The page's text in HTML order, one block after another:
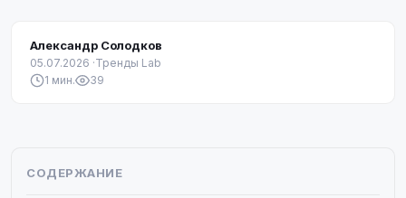
Александр Солодков
05.07.2026 ·Тренды Lab
1 мин.
39
СОДЕРЖАНИЕ